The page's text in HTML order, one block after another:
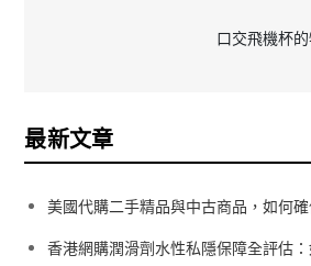
覽
口交飛機杯
最新文章
美國代購二手精品與中古商品，如何
香港網購潤滑劑水性私隱保障全評估